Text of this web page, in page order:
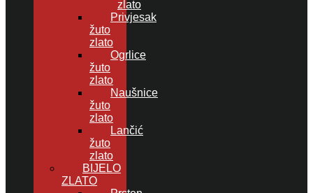
zlato
Privjesak
žuto
zlato
Ogrlice
žuto
zlato
Naušnice
žuto
zlato
Lančić
žuto
zlato
BIJELO
ZLATO